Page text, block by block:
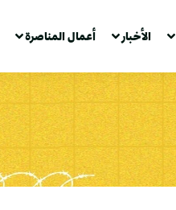
الأخبار أعمال المناصرة